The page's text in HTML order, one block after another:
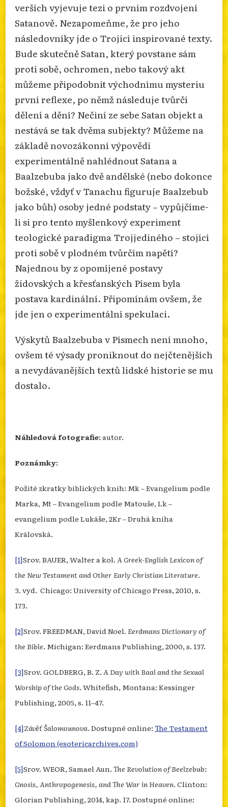
verších vyjevuje tezi o prvním rozdvojení
Satanově. Nezapomeňme, že pro jeho
následovníky jde o Trojicí inspirované texty.
Bude skutečně Satan, který povstane sám
proti sobě, ochromen, nebo takový akt
můžeme připodobnit východnímu mysteriu
první reflexe, po němž následuje tvůrčí
dělení a dění? Nečiní ze sebe Satan objekt a
nestává se tak dvěma subjekty? Můžeme na
základě novozákonní výpovědi
experimentálně nahlédnout Satana a
Baalzebuba jako dvě andělské (nebo dokonce
božské, vždyť v Tanachu figuruje Baalzebub
jako bůh) osoby jedné podstaty – vypůjčíme-
li si pro tento myšlenkový experiment
teologické paradigma Trojjediného – stojící
proti sobě v plodném tvůrčím napětí?
Najednou by z opomíjené postavy
židovských a křesťanských Písem byla
postava kardinální. Připomínám ovšem, že
jde jen o experimentální spekulaci.
Výskytů Baalzebuba v Písmech není mnoho,
ovšem té výsady proniknout do nejčtenějších
a nevydávanějších textů lidské historie se mu
dostalo.
Náhledová fotografie:autor.
Poznámky:
Požité zkratky biblických knih: Mk – Evangelium podle
Marka, Mt – Evangelium podle Matouše, Lk –
evangelium podle Lukáše, 2Kr – Druhá kniha
Královská.
[1]Srov. BAUER, Walter a kol. A Greek-English Lexicon of
the New Testament and Other Early Christian Literature.
3. vyd. Chicago: University of Chicago Press, 2010, s.
173.
[2]Srov. FREEDMAN, David Noel. Eerdmans Dictionary of
the Bible. Michigan: Eerdmans Publishing, 2000, s. 137.
[3]Srov. GOLDBERG, B. Z. A Day with Baal and the Sexual
Worship of the Gods. Whitefish, Montana: Kessinger
Publishing, 2005, s. 11–47.
[4]Závěť Šalomounova. Dostupné online: The Testament
of Solomon (esotericarchives.com)
[5]Srov. WEOR, Samael Aun. The Revolution of Beelzebub:
Gnosis, Anthropogenesis, and The War in Heaven. Clinton:
Glorian Publishing, 2014, kap. 17. Dostupné online: